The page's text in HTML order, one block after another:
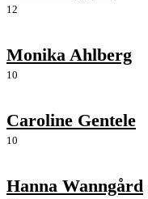
12
Monika Ahlberg
10
Caroline Gentele
10
Hanna Wanngård